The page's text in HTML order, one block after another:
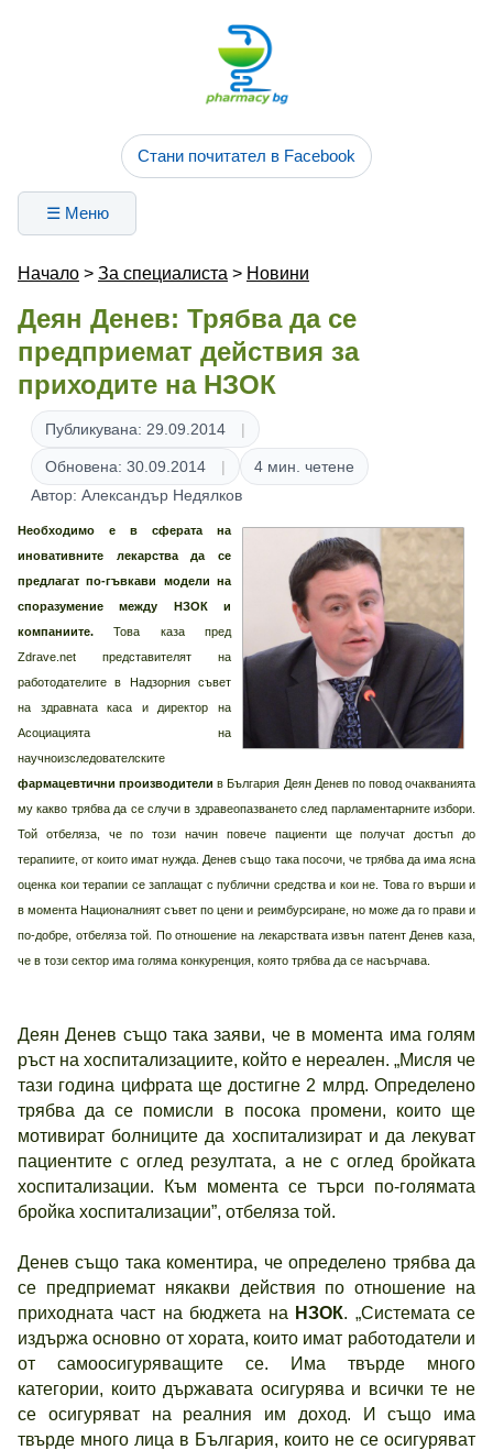
Стани почитател в Facebook
☰ Меню
Начало > За специалиста > Новини
Деян Денев: Трябва да се
предприемат действия за
приходите на НЗОК
Публикувана: 29.09.2014
Обновена: 30.09.2014
4 мин. четене
Автор: Александър Недялков
Необходимо е в сферата на
иновативните лекарства да се
предлагат по-гъвкави модели на
споразумение между НЗОК и
компаниите. Това каза пред
Zdrave.net представителят на
работодателите в Надзорния съвет
на здравната каса и директор на
Асоциацията на
научноизследователските
фармацевтични производители в България Деян Денев по повод очакванията
му какво трябва да се случи в здравеопазването след парламентарните избори.
Той отбеляза, че по този начин повече пациенти ще получат достъп до
терапиите, от които имат нужда. Денев също така посочи, че трябва да има ясна
оценка кои терапии се заплащат с публични средства и кои не. Това го върши и
в момента Националният съвет по цени и реимбурсиране, но може да го прави и
по-добре, отбеляза той. По отношение на лекарствата извън патент Денев каза,
че в този сектор има голяма конкуренция, която трябва да се насърчава.
Деян Денев също така заяви, че в момента има голям
ръст на хоспитализациите, който е нереален. „Мисля че
тази година цифрата ще достигне 2 млрд. Определено
трябва да се помисли в посока промени, които ще
мотивират болниците да хоспитализират и да лекуват
пациентите с оглед резултата, а не с оглед бройката
хоспитализации. Към момента се търси по-голямата
бройка хоспитализации”, отбеляза той.
Денев също така коментира, че определено трябва да
се предприемат някакви действия по отношение на
приходната част на бюджета на НЗОК. „Системата се
издържа основно от хората, които имат работодатели и
от самоосигуряващите се. Има твърде много
категории, които държавата осигурява и всички те не
се осигуряват на реалния им доход. И също има
твърде много лица в България, които не се осигуряват